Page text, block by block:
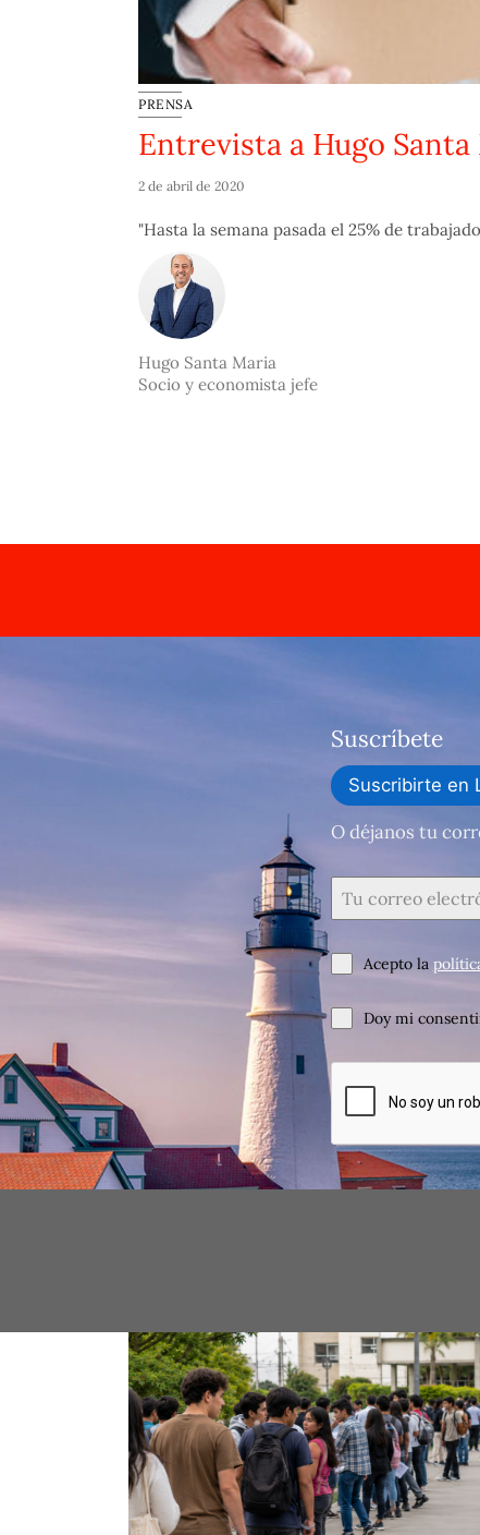
PRENSA
Entrevista a Hugo
2 de abril de 2020
"Hasta la semana pasada el 25% de
Hugo Santa Maria
Socio y economista jefe
Suscríbete
Suscribirte en
O déjanos tu
Acepto la
Doy mi